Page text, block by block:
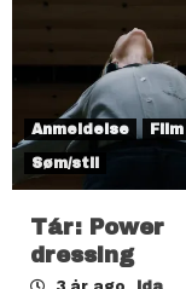
Anmeldelse
Søm/stil
Tár: Power
dressing